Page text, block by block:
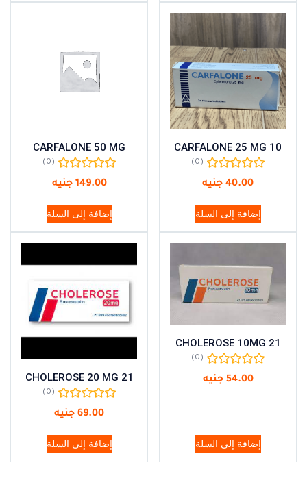
CARFALONE 25 MG 10
(0)
40.00 جنيه
إضافة إلى السلة
CARFALONE 50 MG
(0)
149.00 جنيه
إضافة إلى السلة
CHOLEROSE 10MG 21
(0)
54.00 جنيه
إضافة إلى السلة
CHOLEROSE 20 MG 21
(0)
69.00 جنيه
إضافة إلى السلة